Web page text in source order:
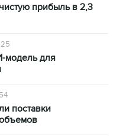
прибыль в 2,3
модель для
поставки